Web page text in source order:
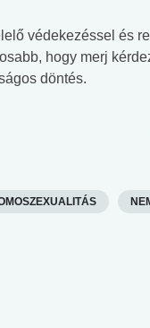
védekezéssel és
hogy merj
döntés.